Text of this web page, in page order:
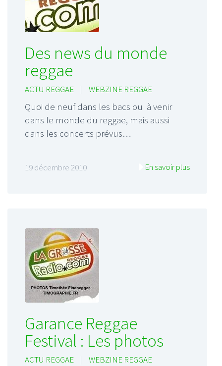
Des news du monde
reggae
ACTU REGGAE | WEBZINE REGGAE
Quoi de neuf dans les bacs ou à venir
dans le monde du reggae, mais aussi
dans les concerts prévus…
19 décembre 2010 En savoir plus
Garance Reggae
Festival : Les photos
ACTU REGGAE | WEBZINE REGGAE